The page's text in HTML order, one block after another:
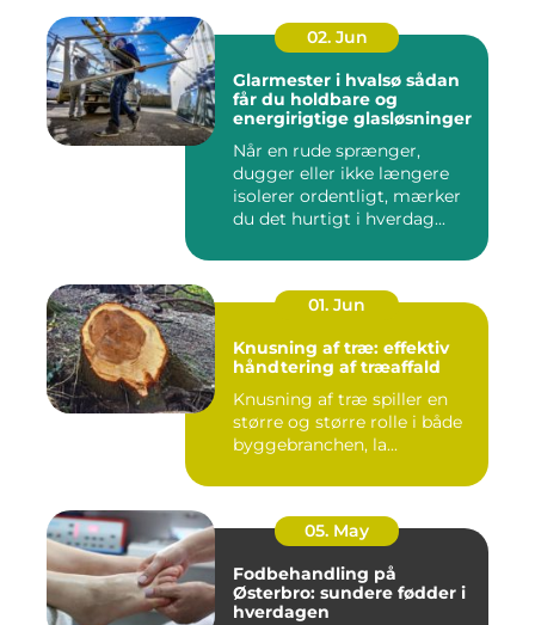
02. Jun
Glarmester i hvalsø sådan
får du holdbare og
energirigtige glasløsninger
Når en rude sprænger,
dugger eller ikke længere
isolerer ordentligt, mærker
du det hurtigt i hverdag...
01. Jun
Knusning af træ: effektiv
håndtering af træaffald
Knusning af træ spiller en
større og større rolle i både
byggebranchen, la...
05. May
Fodbehandling på
Østerbro: sundere fødder i
hverdagen